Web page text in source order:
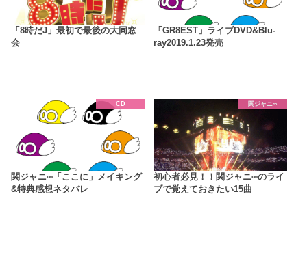
「8時だJ」最初で最後の大同窓
会
「GR8EST」ライブDVD&Blu-
ray2019.1.23発売
CD
関ジャニ∞「ここに」メイキング
&特典感想ネタバレ
関ジャニ∞
初心者必見！！関ジャニ∞のライ
ブで覚えておきたい15曲